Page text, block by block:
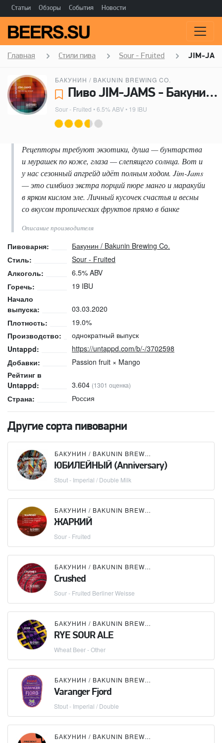
Статьи Обзоры События Новости
Главная Стили пива Sour - Fruited JIM-
БАКУНИН / BAKUNIN BREWING CO.
Пиво JIM-JAMS - Бакунин / Bakunin Brewing Co.
Sour - Fruited • 6.5% ABV • 19 IBU
Рецепторы требуют экзотики, душа — бунтарства
и мурашек по коже, глаза — слепящего солнца. Вот и
у нас сезонный апгрейд идёт полным ходом. Jim-Jams
— это симбиоз экстра порций пюре манго и маракуйи
в ярком кислом эле. Личный кусочек счастья и весны
со вкусом тропических фруктов прямо в банке
Описание производителя
Пивоварня:
Бакунин / Bakunin Brewing Co.
Стиль:
Sour - Fruited
Алкоголь:
6.5% ABV
Горечь:
19 IBU
Начало
выпуска:
03.03.2020
Плотность:
19.0%
Производство:
однократный выпуск
Untappd:
https://untappd.com/b/-/3702598
Добавки:
Passion fruit × Mango
Рейтинг в
Untappd:
3.604 (1301 оценка)
Страна: Россия
Другие сорта пивоварни
БАКУНИН / BAKUNIN BREWING CO.
ЮБИЛЕЙНЫЙ (Anniversary)
Stout - Imperial / Double Milk
БАКУНИН / BAKUNIN BREWING CO.
ЖАРКИЙ
Sour - Fruited
БАКУНИН / BAKUNIN BREWING CO.
Crushed
Sour - Fruited Berliner Weisse
БАКУНИН / BAKUNIN BREWING CO.
RYE SOUR ALE
Wheat Beer - Other
БАКУНИН / BAKUNIN BREWING CO.
Varanger Fjord
Stout - Imperial / Double
БАКУНИН / BAKUNIN BREWING CO.